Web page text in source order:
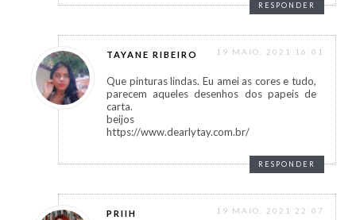
RESPONDER
TAYANE RIBEIRO 19 MAIO, 2021 16:01
Que pinturas lindas. Eu amei as cores e tudo,
parecem aqueles desenhos dos papeis de
carta.
beijos
https://www.dearlytay.com.br/
RESPONDER
PRIIH 19 MAIO, 2021 22:07